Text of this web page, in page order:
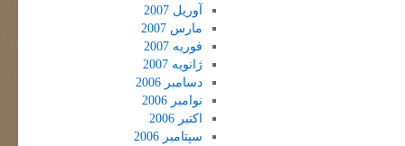
آوریل 2007
مارس 2007
فوریه 2007
ژانویه 2007
دسامبر 2006
نوامبر 2006
اکتبر 2006
سپتامبر 2006